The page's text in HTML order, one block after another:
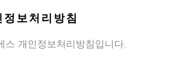
정보처리방침
스 개인정보처리방침입니다.